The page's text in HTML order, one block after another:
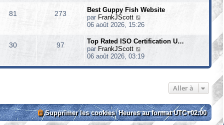
e
r
m
e
s
s
a
g
e
e
r
n
i
r
e
s
r
l
e
e
r
n
e
s
a
g
81 273
Best Guppy Fish Website
par FrankJScott
o
r
e
e
r
m
e
06 août 2026, 15:26
30 97
Top Rated ISO Certification U…
par FrankJScott
o
r
r
n
i
06 août 2026, 03:19
Aller à
Heures au formatUTC+02:00
Supprimer les cookies